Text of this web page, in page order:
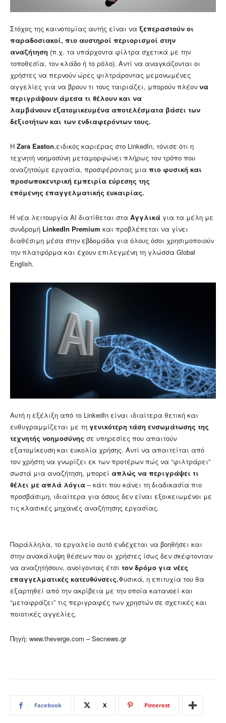
Στόχος της καινοτομίας αυτής είναι να ξεπεραστούν οι
παραδοσιακοί, πιο αυστηροί περιορισμοί στην
αναζήτηση (π.χ. τα υπάρχοντα φίλτρα σχετικά με την
τοποθεσία, τον κλάδο ή το ρόλο). Αντί να αναγκάζονται οι
χρήστες να περνούν ώρες φιλτράροντας μεμονωμένες
αγγελίες για να βρουν τι τους ταιριάζει, μπορούν πλέον να
περιγράψουν άμεσα τι θέλουν και να
λαμβάνουν εξατομικευμένα αποτελέσματα βάσει των
δεξιοτήτων και των ενδιαφερόντων τους.
Η Zara Easton,ειδικός καριέρας στο LinkedIn, τόνισε ότι η
τεχνητή νοημοσύνη μεταμορφώνει πλήρως τον τρόπο που
αναζητούμε εργασία, προσφέροντας μια πιο φυσική και
προσωποκεντρική εμπειρία εύρεσης της
επόμενης επαγγελματικής ευκαιρίας.
Η νέα λειτουργία AI διατίθεται στα Αγγλικά για τα μέλη με
συνδρομή LinkedIn Premium και προβλέπεται να γίνει
διαθέσιμη μέσα στην εβδομάδα για όλους όσοι χρησιμοποιούν
την πλατφόρμα και έχουν επιλεγμένη τη γλώσσα Global
English.
Αυτή η εξέλιξη από το LinkedIn είναι ιδιαίτερα θετική και
ευθυγραμμίζεται με τη γενικότερη τάση ενσωμάτωσης της
τεχνητής νοημοσύνης σε υπηρεσίες που απαιτούν
εξατομίκευση και ευκολία χρήσης. Αντί να απαιτείται από
τον χρήστη να γνωρίζει εκ των προτέρων πώς να “φιλτράρει”
σωστά μια αναζήτηση, μπορεί απλώς να περιγράψει τι
θέλει με απλά λόγια – κάτι που κάνει τη διαδικασία πιο
προσβάσιμη, ιδιαίτερα για όσους δεν είναι εξοικειωμένοι με
τις κλασικές μηχανές αναζήτησης εργασίας.
Παράλληλα, το εργαλείο αυτό ενδέχεται να βοηθήσει και
στην ανακάλυψη θέσεων που οι χρήστες ίσως δεν σκέφτονταν
να αναζητήσουν, ανοίγοντας έτσι τον δρόμο για νέες
επαγγελματικές κατευθύνσεις.Φυσικά, η επιτυχία του θα
εξαρτηθεί από την ακρίβεια με την οποία κατανοεί και
“μεταφράζει” τις περιγραφές των χρηστών σε σχετικές και
ποιοτικές αγγελίες.
Πηγή: www.theverge.com – Secnews.gr
Facebook X Pinterest